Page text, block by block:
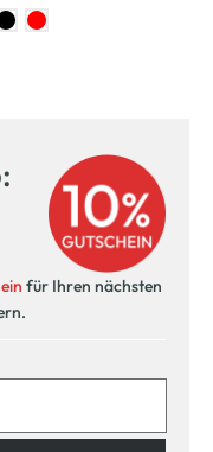
für Ihren nächsten